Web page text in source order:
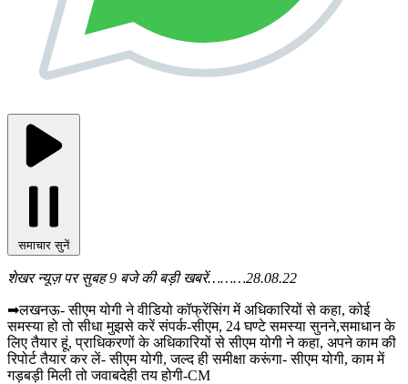
समाचार सुनें
शेखर न्यूज़ पर सुबह 9 बजे की बड़ी खबरें………28.08.22
➡लखनऊ- सीएम योगी ने वीडियो कॉफ्रेंसिंग में अधिकारियों से कहा, कोई
समस्या हो तो सीधा मुझसे करें संपर्क-सीएम, 24 घण्टे समस्या सुनने,समाधान के
लिए तैयार हूं, प्राधिकरणों के अधिकारियों से सीएम योगी ने कहा, अपने काम की
रिपोर्ट तैयार कर लें- सीएम योगी, जल्द ही समीक्षा करूंगा- सीएम योगी, काम में
गड़बड़ी मिली तो जवाबदेही तय होगी-CM